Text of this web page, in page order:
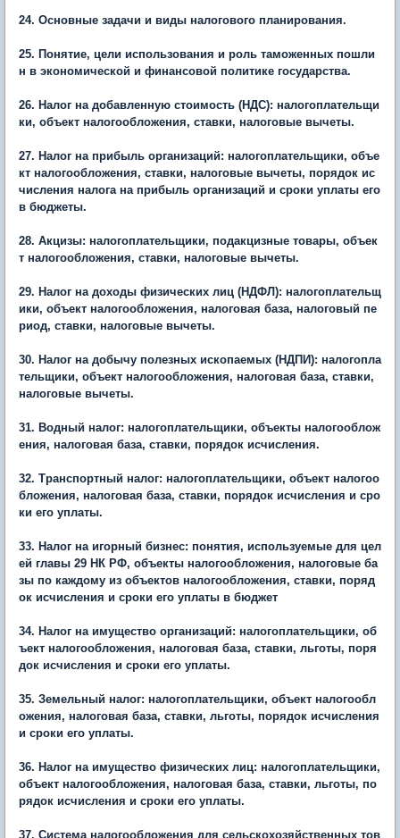
24. Основные задачи и виды налогового планирования.
25. Понятие, цели использования и роль таможенных пошли
н в экономической и финансовой политике государства.
26. Налог на добавленную стоимость (НДС): налогоплательщи
ки, объект налогообложения, ставки, налоговые вычеты.
27. Налог на прибыль организаций: налогоплательщики, объе
кт налогообложения, ставки, налоговые вычеты, порядок ис
числения налога на прибыль организаций и сроки уплаты его
в бюджеты.
28. Акцизы: налогоплательщики, подакцизные товары, объек
т налогообложения, ставки, налоговые вычеты.
29. Налог на доходы физических лиц (НДФЛ): налогоплательщ
ики, объект налогообложения, налоговая база, налоговый пе
риод, ставки, налоговые вычеты.
30. Налог на добычу полезных ископаемых (НДПИ): налогопла
тельщики, объект налогообложения, налоговая база, ставки,
налоговые вычеты.
31. Водный налог: налогоплательщики, объекты налогооблож
ения, налоговая база, ставки, порядок исчисления.
32. Транспортный налог: налогоплательщики, объект налогоо
бложения, налоговая база, ставки, порядок исчисления и сро
ки его уплаты.
33. Налог на игорный бизнес: понятия, используемые для цел
ей главы 29 НК РФ, объекты налогообложения, налоговые ба
зы по каждому из объектов налогообложения, ставки, поряд
ок исчисления и сроки его уплаты в бюджет
34. Налог на имущество организаций: налогоплательщики, об
ъект налогообложения, налоговая база, ставки, льготы, поря
док исчисления и сроки его уплаты.
35. Земельный налог: налогоплательщики, объект налогообл
ожения, налоговая база, ставки, льготы, порядок исчисления
и сроки его уплаты.
36. Налог на имущество физических лиц: налогоплательщики,
объект налогообложения, налоговая база, ставки, льготы, по
рядок исчисления и сроки его уплаты.
37. Система налогообложения для сельскохозяйственных тов